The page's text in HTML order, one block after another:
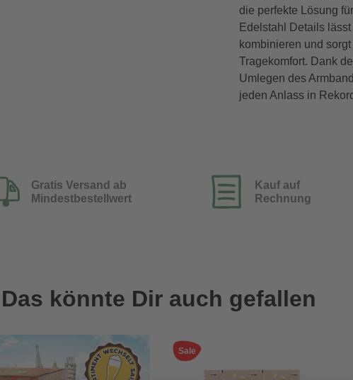
die perfekte Lösung
Edelstahl Details
kombinieren und
Tragekomfort. Dank
Umlegen des
jeden Anlass in
Gratis Versand ab
Mindestbestellwert
Kauf auf
Rechnung
Das könnte Dir auch gefallen
Sale